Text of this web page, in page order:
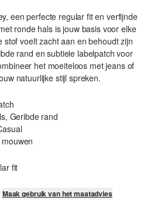
een perfecte regular fit en verfijnde
ronde hals is jouw basis voor elke
stof voelt zacht aan en behoudt zijn
rand en subtiele labelpatch voor
het moeiteloos met jeans of
natuurlijke stijl spreken.
Geribde rand
fit
Maak gebruik van het maatadvies